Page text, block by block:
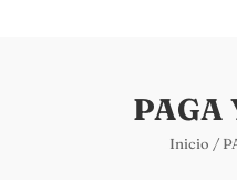
PAGA
Inicio /